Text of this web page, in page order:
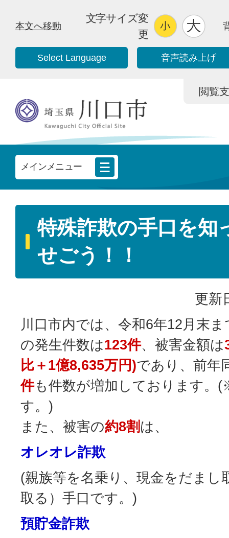
本文へ移動
文字サイズ変
更
Select Language 音声読み上げ
閲覧
メインメニュー
特殊詐欺の手口を知
せごう！！
更新
川口市内では、令和6年12月末
の発生件数は123件、被害金額は
比＋1億8,635万円)であり、前年
件も件数が増加しております。
す。)
また、被害の約8割は、
オレオレ詐欺
(親族等を名乗り、現金をだまし
取る）手口です。)
預貯金詐欺